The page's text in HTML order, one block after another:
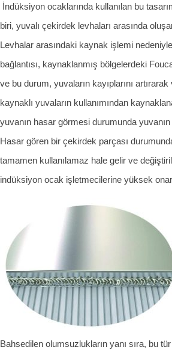
İndüksiyon ocaklarında kullanılan bu
biri, yuvalı çekirdek levhaları arasında
Levhalar arasındaki kaynak işlemi
bağlantısı, kaynaklanmış bölgelerdeki
ve bu durum, yuvaların kayıplarını
kaynaklı yuvaların kullanımından
yuvanın hasar görmesi durumunda
Hasar gören bir çekirdek parçası
tamamen kullanılamaz hale gelir ve
indüksiyon ocak işletmecilerine yüksek
Bahsedilen olumsuzlukların yanı sıra, bu tür